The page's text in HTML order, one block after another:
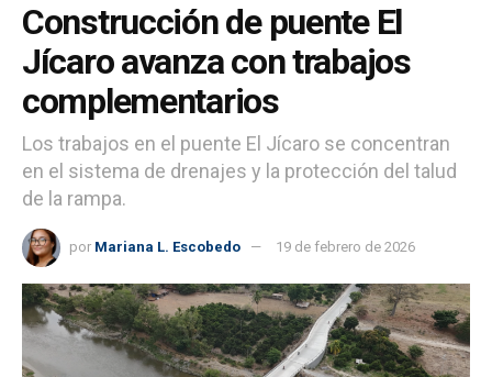
Construcción de puente El
Jícaro avanza con trabajos
complementarios
Los trabajos en el puente El Jícaro se concentran
en el sistema de drenajes y la protección del talud
de la rampa.
por Mariana L. Escobedo 19 de febrero de 2026